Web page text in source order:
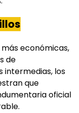
económicas,
de
intermedias, los
que
oficial